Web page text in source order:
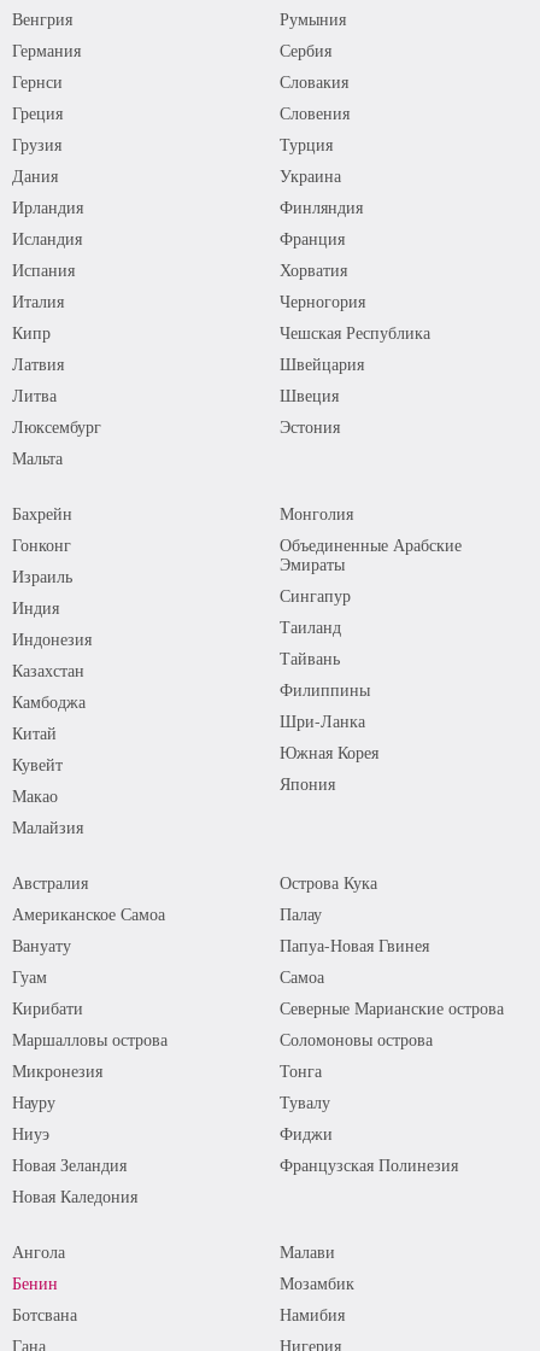
Венгрия
Германия
Гернси
Греция
Грузия
Дания
Ирландия
Исландия
Испания
Италия
Кипр
Латвия
Литва
Люксембург
Мальта
Румыния
Сербия
Словакия
Словения
Турция
Украина
Финляндия
Франция
Хорватия
Черногория
Чешская Республика
Швейцария
Швеция
Эстония
Бахрейн
Гонконг
Израиль
Индия
Индонезия
Казахстан
Камбоджа
Китай
Кувейт
Макао
Малайзия
Монголия
Объединенные Арабские
Эмираты
Сингапур
Таиланд
Тайвань
Филиппины
Шри-Ланка
Южная Корея
Япония
Австралия
Американское Самоа
Вануату
Гуам
Кирибати
Маршалловы острова
Микронезия
Науру
Ниуэ
Новая Зеландия
Новая Каледония
Острова Кука
Палау
Папуа-Новая Гвинея
Самоа
Северные Марианские острова
Соломоновы острова
Тонга
Тувалу
Фиджи
Французская Полинезия
Ангола
Бенин
Ботсвана
Гана
Малави
Мозамбик
Намибия
Нигерия